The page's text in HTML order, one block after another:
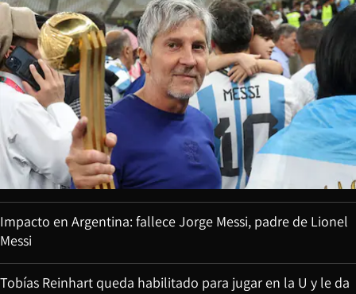
Impacto en Argentina: fallece Jorge Messi, padre de Lionel
Messi
Tobías Reinhart queda habilitado para jugar en la U y le da